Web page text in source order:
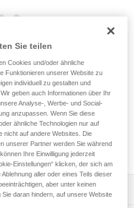
und hohem
taktische Einsätze und
ultraleichte (53 g), kompakte
Das gekapselte Kugellager
Wirkungsgrad (91 %).
Sie teilen
Cookies und/oder ähnliche
Funktionieren unserer Website zu
individuell zu gestalten und
geben auch Informationen über Ihr
Analyse-, Werbe- und Social-
anzupassen. Wenn Sie diese
ähnliche Technologien nur auf
nicht auf andere Websites. Die
unserer Partner werden Sie während
Ihre Einwilligung jederzeit
Einstellungen“ klicken, der sich am
aller oder eines Teils dieser
aber unter keinen
daran hindern, auf unsere Website